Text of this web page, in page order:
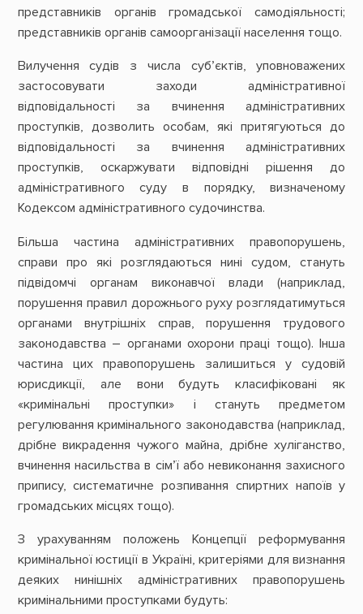
представників органів громадської самодіяльності;
представників органів самоорганізації населення тощо.
Вилучення судів з числа суб’єктів, уповноважених
застосовувати заходи адміністративної
відповідальності за вчинення адміністративних
проступків, дозволить особам, які притягуються до
відповідальності за вчинення адміністративних
проступків, оскаржувати відповідні рішення до
адміністративного суду в порядку, визначеному
Кодексом адміністративного судочинства.
Більша частина адміністративних правопорушень,
справи про які розглядаються нині судом, стануть
підвідомчі органам виконавчої влади (наприклад,
порушення правил дорожнього руху розглядатимуться
органами внутрішніх справ, порушення трудового
законодавства – органами охорони праці тощо). Інша
частина цих правопорушень залишиться у судовій
юрисдикції, але вони будуть класифіковані як
«кримінальні проступки» і стануть предметом
регулювання кримінального законодавства (наприклад,
дрібне викрадення чужого майна, дрібне хуліганство,
вчинення насильства в сім’ї або невиконання захисного
припису, систематичне розпивання спиртних напоїв у
громадських місцях тощо).
З урахуванням положень Концепції реформування
кримінальної юстиції в Україні, критеріями для визнання
деяких нинішніх адміністративних правопорушень
кримінальними проступками будуть: